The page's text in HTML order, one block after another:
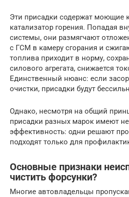
Эти присадки содержат моющие
катализатор горения. Попадая
системы, они размягчают
с ГСМ в камеру сгорания и
топлива приходит в норму,
силового агрегата, снижается
Единственный нюанс: если
очистки, присадки будут
Однако, несмотря на общий
присадки разных марок имеют
эффективность: одни решают
подходят только для
Основные признаки
чистить форсунки?
Многие автовладельцы